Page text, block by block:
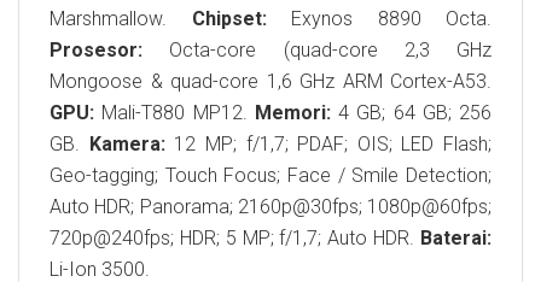
Marshmallow. Chipset: Exynos 8890 Octa.
Prosesor: Octa-core (quad-core 2,3 GHz
Mongoose & quad-core 1,6 GHz ARM Cortex-A53.
GPU: Mali-T880 MP12. Memori: 4 GB; 64 GB; 256
GB. Kamera: 12 MP; f/1,7; PDAF; OIS; LED Flash;
Geo-tagging; Touch Focus; Face / Smile Detection;
Auto HDR; Panorama; 2160p@30fps; 1080p@60fps;
720p@240fps; HDR; 5 MP; f/1,7; Auto HDR. Baterai:
Li-Ion 3500.